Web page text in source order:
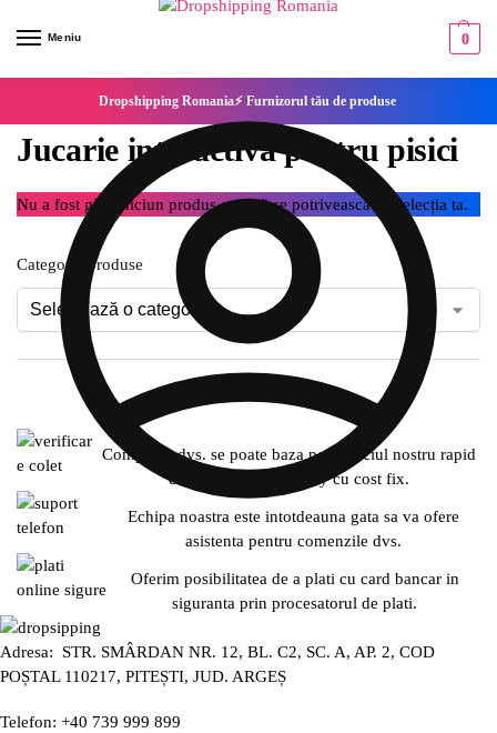
Meniu 0
Dropshipping Romania⚡ Furnizorul tău de produse
Jucarie interactiva pentru pisici
Nu a fost găsit niciun produs care să se potrivească cu selecția ta.
Categorie produse
Compania dvs. se poate baza pe serviciul nostru rapid
de expediere SameDay cu cost fix.
Echipa noastra este intotdeauna gata sa va ofere
asistenta pentru comenzile dvs.
Oferim posibilitatea de a plati cu card bancar in
siguranta prin procesatorul de plati.
Adresa: STR. SMÂRDAN NR. 12, BL. C2, SC. A, AP. 2, COD
POȘTAL 110217, PITEȘTI, JUD. ARGEȘ
Telefon: +40 739 999 899